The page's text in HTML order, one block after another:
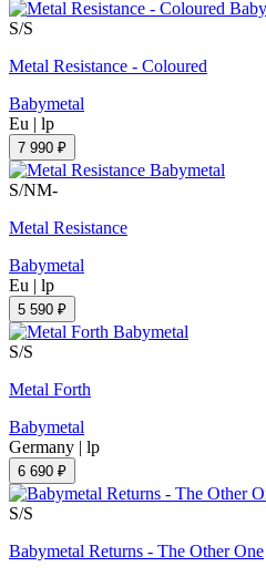
S/S
Metal Resistance - Coloured
Babymetal
Eu | lp
7 990 ₽
S/NM-
Metal Resistance
Babymetal
Eu | lp
5 590 ₽
S/S
Metal Forth
Babymetal
Germany | lp
6 690 ₽
S/S
Babymetal Returns - The Other One